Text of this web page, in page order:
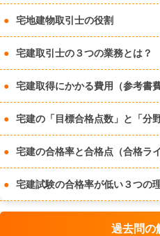
宅地建物取引士の役割
宅建取引士の３つの業務とは？
宅建取得にかかる費用（参考書
宅建の「目標合格点数」と「分
宅建の合格率と合格点（合格ラ
宅建試験の合格率が低い３つの
過去問の